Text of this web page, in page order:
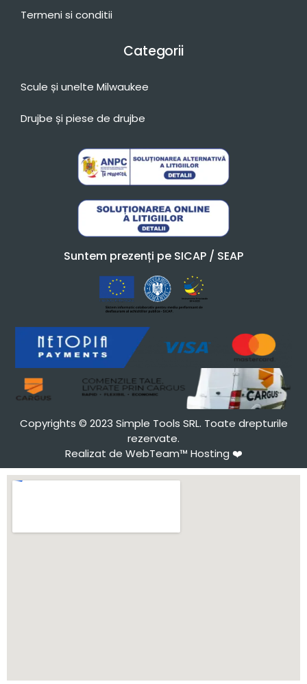
Termeni si conditii
Categorii
Scule și unelte Milwaukee
Drujbe și piese de drujbe
Suntem prezenți pe SICAP / SEAP
Copyrights © 2023 Simple Tools SRL. Toate drepturile
rezervate.
Realizat de WebTeam™ Hosting ❤️